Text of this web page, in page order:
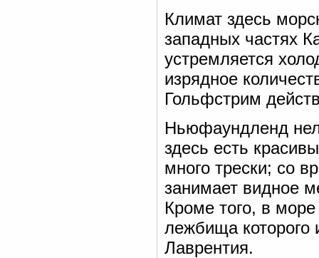
Климат здесь
западных частях
устремляется
изрядное
Гольфстрим
Ньюфаундленд
здесь есть
много трески; со
занимает видное
Кроме того, в
лежбища которого
Лаврентия.